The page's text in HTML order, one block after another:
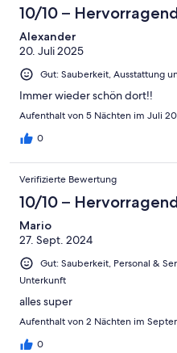
10/10 –
Alexander
20. Juli 2025
Gut: Sauberkeit, Ausstattung
Immer wieder schön dort!!
Aufenthalt von 5 Nächten im Juli
0
Verifizierte Bewertung
10/10 –
Mario
27. Sept. 2024
Gut: Sauberkeit, Personal &
Unterkunft
alles super
Aufenthalt von 2 Nächten im
0